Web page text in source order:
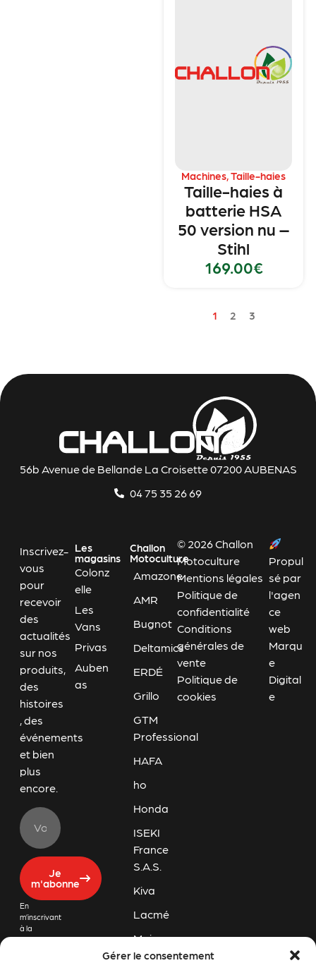
Gérer le consentement
Machines,Taille-haies
Taille-haies à
batterie HSA
50 version nu –
Stihl
169.00€
1 2 3
56b Avenue de Bellande La Croisette 07200 AUBENAS
04 75 35 26 69
Inscrivez-
vous
pour
recevoir
des
actualités
sur nos
produits,
des
histoires
, des
événements
et bien
plus
encore.
Je
m'abonne
En
m’inscrivant
à la
newsletter
Les
magasins
Colonz
elle
Les
Vans
Privas
Auben
as
Challon
Motoculture
Amazone
AMR
Bugnot
Deltamics
ERDÉ
Grillo
GTM
Professional
HAFA
ho
Honda
ISEKI
France
S.A.S.
Kiva
Lacmé
Majar
Orec
© 2026 Challon
Motoculture
Mentions légales
Politique de
confidentialité
Conditions
générales de
vente
Politique de
cookies
Propul
sé par
l'agen
ce
web
Marqu
e
Digital
e